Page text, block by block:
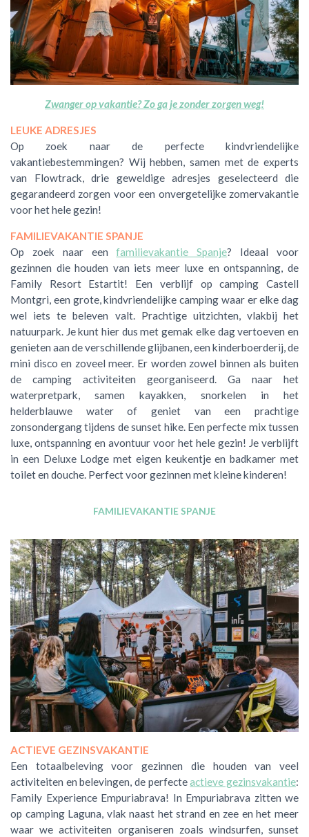
Zwanger op vakantie? Zo ga je zonder zorgen weg!
LEUKE ADRESJES
Op zoek naar de perfecte kindvriendelijke
vakantiebestemmingen? Wij hebben, samen met de experts
van Flowtrack, drie geweldige adresjes geselecteerd die
gegarandeerd zorgen voor een onvergetelijke zomervakantie
voor het hele gezin!
FAMILIEVAKANTIE SPANJE
Op zoek naar eenfamilievakantie Spanje? Ideaal voor
gezinnen die houden van iets meer luxe en ontspanning, de
Family Resort Estartit! Een verblijf op camping Castell
Montgri, een grote, kindvriendelijke camping waar er elke dag
wel iets te beleven valt. Prachtige uitzichten, vlakbij het
natuurpark. Je kunt hier dus met gemak elke dag vertoeven en
genieten aan de verschillende glijbanen, een kinderboerderij, de
mini disco en zoveel meer. Er worden zowel binnen als buiten
de camping activiteiten georganiseerd. Ga naar het
waterpretpark, samen kayakken, snorkelen in het
helderblauwe water of geniet van een prachtige
zonsondergang tijdens de sunset hike. Een perfecte mix tussen
luxe, ontspanning en avontuur voor het hele gezin! Je verblijft
in een Deluxe Lodge met eigen keukentje en badkamer met
toilet en douche. Perfect voor gezinnen met kleine kinderen!
FAMILIEVAKANTIE SPANJE
ACTIEVE GEZINSVAKANTIE
Een totaalbeleving voor gezinnen die houden van veel
activiteiten en belevingen, de perfecteactieve gezinsvakantie:
Family Experience Empuriabrava! In Empuriabrava zitten we
op camping Laguna, vlak naast het strand en zee en het meer
waar we activiteiten organiseren zoals windsurfen, sunset